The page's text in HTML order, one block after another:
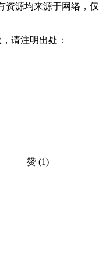
资源均来源于网络，仅
请注明出处：
赞 (1)